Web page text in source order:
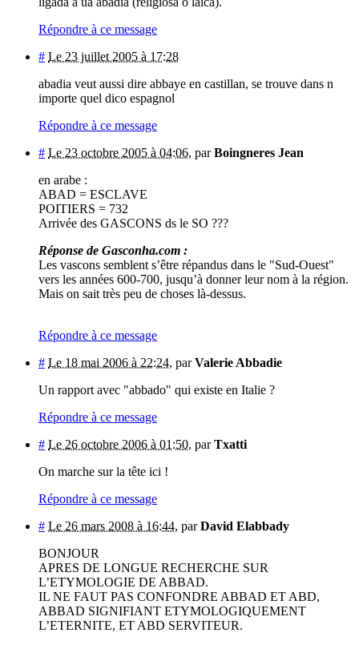
Répondre à ce message
# Le 23 juillet 2005 à 17:28
abadia veut aussi dire abbaye en castillan, se trouve dans n
importe quel dico espagnol
Répondre à ce message
# Le 23 octobre 2005 à 04:06, parBoingneres Jean
en arabe :
ABAD = ESCLAVE
POITIERS = 732
Arrivée des GASCONS ds le SO ???
Réponse de Gasconha.com :
Les vascons semblent s’être répandus dans le "Sud-Ouest"
vers les années 600-700, jusqu’à donner leur nom à la région.
Mais on sait très peu de choses là-dessus.
Répondre à ce message
# Le 18 mai 2006 à 22:24, parValerie Abbadie
Un rapport avec "abbado" qui existe en Italie ?
Répondre à ce message
# Le 26 octobre 2006 à 01:50, parTxatti
On marche sur la tête ici !
Répondre à ce message
# Le 26 mars 2008 à 16:44, parDavid Elabbady
BONJOUR
APRES DE LONGUE RECHERCHE SUR
L’ETYMOLOGIE DE ABBAD.
IL NE FAUT PAS CONFONDRE ABBAD ET ABD,
ABBAD SIGNIFIANT ETYMOLOGIQUEMENT
L’ETERNITE, ET ABD SERVITEUR.